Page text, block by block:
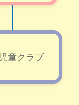
童クラブ